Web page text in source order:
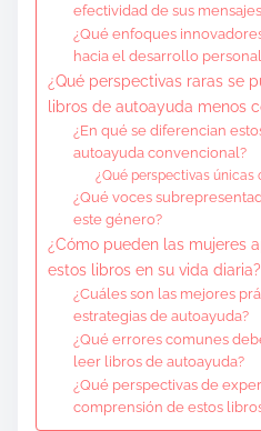
efectividad de sus
¿Qué enfoques
hacia el desarrollo
¿Qué perspectivas raras se
libros de autoayuda menos
¿En qué se diferencian
autoayuda convencional?
¿Qué perspectivas únicas
¿Qué voces
este género?
¿Cómo pueden las mujeres
estos libros en su vida diaria?
¿Cuáles son las mejores
estrategias de autoayuda?
¿Qué errores comunes
leer libros de autoayuda?
¿Qué perspectivas de
comprensión de estos